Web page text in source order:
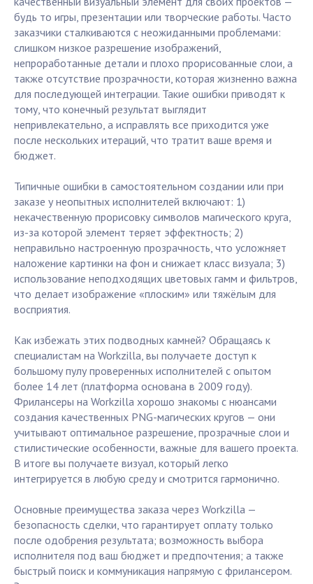
будь то игры, презентации или творческие работы. Часто
заказчики сталкиваются с неожиданными проблемами:
слишком низкое разрешение изображений,
непроработанные детали и плохо прорисованные слои, а
также отсутствие прозрачности, которая жизненно важна
для последующей интеграции. Такие ошибки приводят к
тому, что конечный результат выглядит
непривлекательно, а исправлять все приходится уже
после нескольких итераций, что тратит ваше время и
бюджет.
Типичные ошибки в самостоятельном создании или при
заказе у неопытных исполнителей включают: 1)
некачественную прорисовку символов магического круга,
из-за которой элемент теряет эффектность; 2)
неправильно настроенную прозрачность, что усложняет
наложение картинки на фон и снижает класс визуала; 3)
использование неподходящих цветовых гамм и фильтров,
что делает изображение «плоским» или тяжёлым для
восприятия.
Как избежать этих подводных камней? Обращаясь к
специалистам на Workzilla, вы получаете доступ к
большому пулу проверенных исполнителей с опытом
более 14 лет (платформа основана в 2009 году).
Фрилансеры на Workzilla хорошо знакомы с нюансами
создания качественных PNG-магических кругов — они
учитывают оптимальное разрешение, прозрачные слои и
стилистические особенности, важные для вашего проекта.
В итоге вы получаете визуал, который легко
интегрируется в любую среду и смотрится гармонично.
Основные преимущества заказа через Workzilla —
безопасность сделки, что гарантирует оплату только
после одобрения результата; возможность выбора
исполнителя под ваш бюджет и предпочтения; а также
быстрый поиск и коммуникация напрямую с фрилансером.